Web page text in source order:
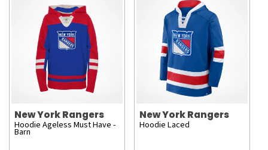
New York Rangers
Hoodie Ageless Must Have -
Barn
New York Rangers
Hoodie Laced